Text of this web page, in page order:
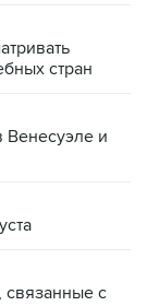
стран
Венесуэле и
с